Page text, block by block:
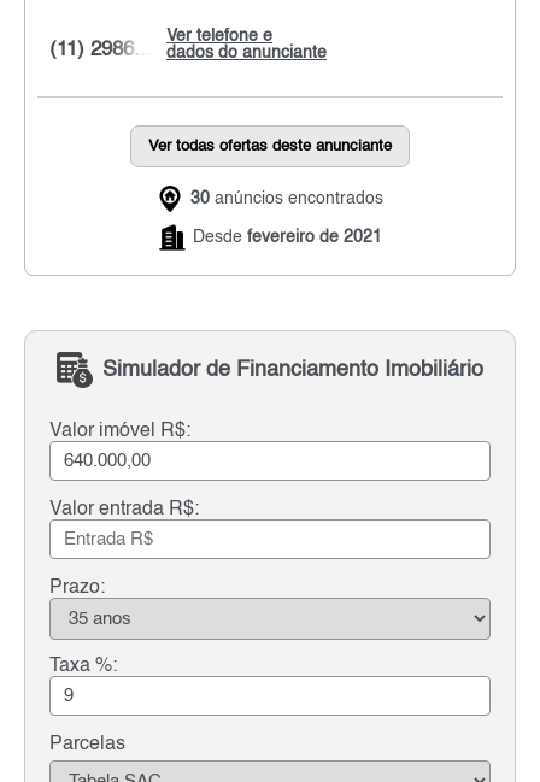
Ver telefone e
dados do anunciante
(11) 2986...
Ver todas ofertas deste anunciante
30 anúncios encontrados
Desde fevereiro de 2021
Simulador de Financiamento Imobiliário
Valor imóvel R$:
Valor entrada R$:
Prazo:
Taxa %:
Parcelas